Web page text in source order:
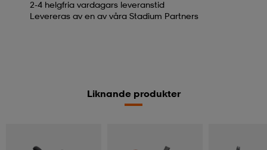
2-4 helgfria vardagars leveranstid
Levereras av en av våra Stadium Partners
Liknande produkter